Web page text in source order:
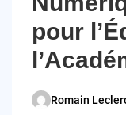
pour
Posted
Romain